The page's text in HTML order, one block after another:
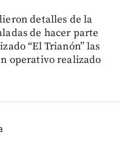
detalles de la
de hacer parte
“El Trianón” las
operativo realizado